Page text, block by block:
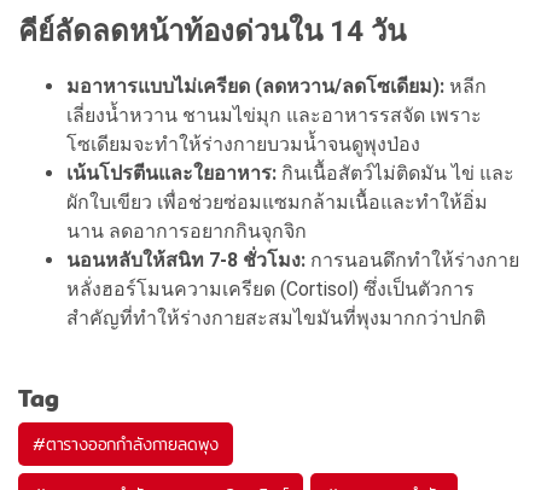
คีย์ลัดลดหน้าท้องด่วนใน 14 วัน
มอาหารแบบไม่เครียด (ลดหวาน/ลดโซเดียม): หลีก
เลี่ยงน้ำหวาน ชานมไข่มุก และอาหารรสจัด เพราะ
โซเดียมจะทำให้ร่างกายบวมน้ำจนดูพุงป่อง
เน้นโปรตีนและใยอาหาร: กินเนื้อสัตว์ไม่ติดมัน ไข่ และ
ผักใบเขียว เพื่อช่วยซ่อมแซมกล้ามเนื้อและทำให้อิ่ม
นาน ลดอาการอยากกินจุกจิก
นอนหลับให้สนิท 7-8 ชั่วโมง: การนอนดึกทำให้ร่างกาย
หลั่งฮอร์โมนความเครียด (Cortisol) ซึ่งเป็นตัวการ
สำคัญที่ทำให้ร่างกายสะสมไขมันที่พุงมากกว่าปกติ
Tag
#ตารางออกกำลังกายลดพุง